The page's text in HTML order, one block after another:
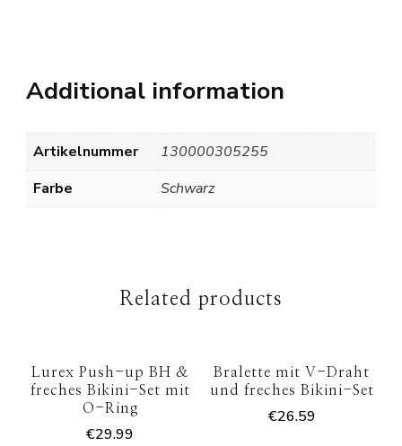
Additional information
Artikelnummer
130000305255
Farbe
Schwarz
Related products
Lurex Push-up BH &
freches Bikini-Set mit
O-Ring
€29.99
Bralette mit V-Draht
und freches Bikini-Set
€26.59